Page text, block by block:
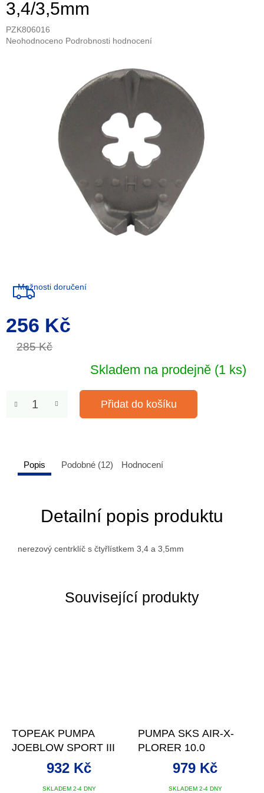
3,4/3,5mm
PZK806016
Průměrné
Neohodnoceno Podrobnosti hodnocení
285 Kč
256 Kč
Měrná
cena:
Skladem na prodejně (1 ks)
Možnosti doručení
Přidat do košíku
Související produkty
TOPEAK PUMPA
JOEBLOW SPORT III
SKLADEM 2-4 DNY
932 Kč
PUMPA SKS AIR-X-
PLORER 10.0
SKLADEM 2-4 DNY
979 Kč
Popis Podobné (12) Hodnocení
Detailní popis produktu
nerezový centrklíč s čtyřlístkem 3,4 a 3,5mm